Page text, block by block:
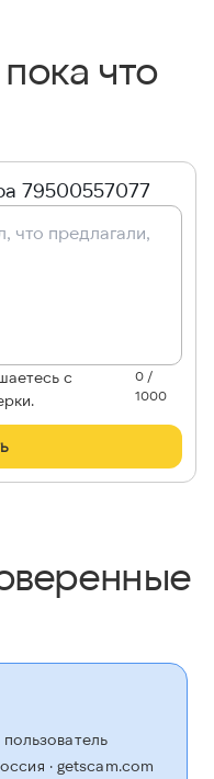
что
79500557077
с
0 /
1000
· getscam.com